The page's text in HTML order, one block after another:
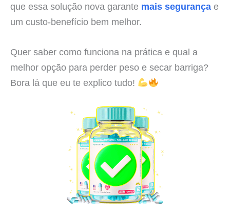
que essa solução nova garante mais segurança e
um custo-benefício bem melhor.
Quer saber como funciona na prática e qual a
melhor opção para perder peso e secar barriga?
Bora lá que eu te explico tudo!